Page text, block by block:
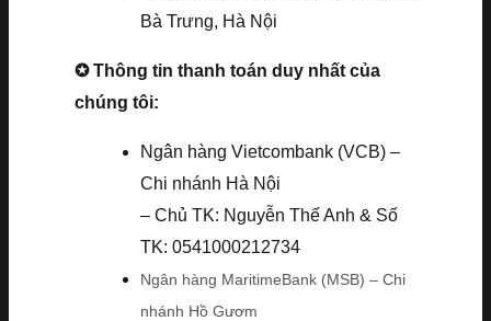
Bà Trưng, Hà Nội
✪ Thông tin thanh toán duy nhất của
chúng tôi:
Ngân hàng Vietcombank (VCB) –
Chi nhánh Hà Nội
– Chủ TK: Nguyễn Thế Anh & Số
TK: 0541000212734
Ngân hàng MaritimeBank (MSB) – Chi
nhánh Hồ Gươm